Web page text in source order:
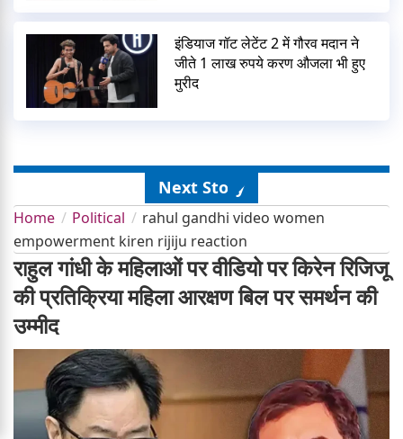
इंडियाज गॉट लेटेंट 2 में गौरव मदान ने
जीते 1 लाख रुपये करण औजला भी हुए
मुरीद
Next Story
Home Political
rahul gandhi video women
empowerment kiren rijiju reaction
राहुल गांधी के महिलाओं पर वीडियो पर किरेन रिजिजू
की प्रतिक्रिया महिला आरक्षण बिल पर समर्थन की
उम्मीद